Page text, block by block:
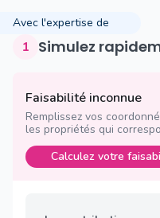
Avec l'expertise de
1 Simulez
Faisabilité inconnue
Remplissez vos
les propriétés qui
Calculez votre